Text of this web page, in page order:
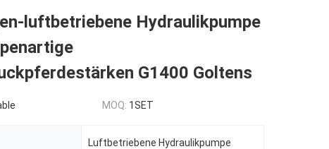
luftbetriebene Hydraulikpumpe
G1400 Goltens
MOQ: 1SET
Luftbetriebene Hydraulikpumpe